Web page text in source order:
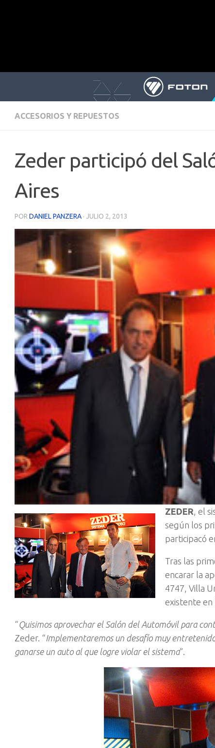
ACCESORIOS Y REPUESTOS
Zeder participó del
Aires
POR DANIEL PANZERA · JULIO 2, 2013
ZEDER, el
según los
participacó
Tras las
encarar la
4747, Villa
existente en
“Quisimos aprovechar el Salón del Automóvil para
Zeder. “Implementaremos un desafío muy
ganarse un auto al que logre violar el sistema”.